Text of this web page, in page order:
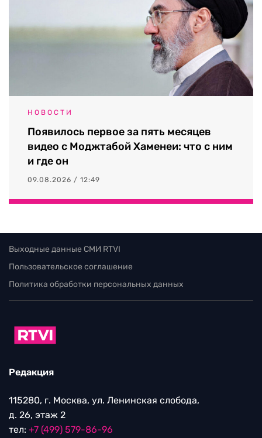
НОВОСТИ
Появилось первое за пять месяцев
видео с Моджтабой Хаменеи: что с ним
и где он
09.08.2026 / 12:49
Выходные данные СМИ RTVI
Пользовательское соглашение
Политика обработки персональных данных
Редакция
115280, г. Москва, ул. Ленинская слобода,
д. 26, этаж 2
тел: +7 (499) 579-86-96